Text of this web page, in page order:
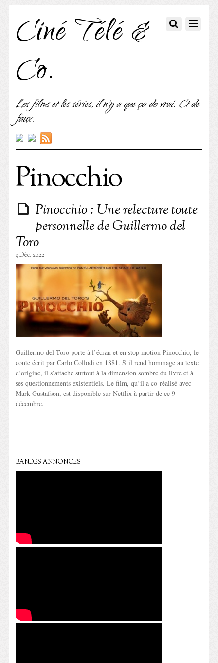
Ciné Télé &
Co.
Les films et les séries, il n'y a que ça de vrai. Et de
faux.
Pinocchio
Pinocchio : Une relecture toute
personnelle de Guillermo del
Toro
9 Déc. 2022
Guillermo del Toro porte à l’écran et en stop motion Pinocchio, le
conte écrit par Carlo Collodi en 1881. S’il rend hommage au texte
d’origine, il s’attache surtout à la dimension sombre du livre et à
ses questionnements existentiels. Le film, qu’il a co-réalisé avec
Mark Gustafson, est disponible sur Netflix à partir de ce 9
décembre.
BANDES ANNONCES